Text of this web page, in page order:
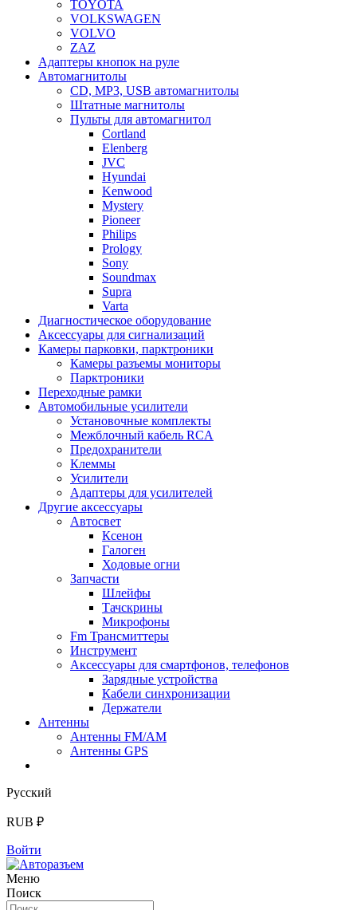
TOYOTA
VOLKSWAGEN
VOLVO
ZAZ
Адаптеры кнопок на руле
Автомагнитолы
CD, MP3, USB автомагнитолы
Штатные магнитолы
Пульты для автомагнитол
Cortland
Elenberg
JVC
Hyundai
Kenwood
Mystery
Pioneer
Philips
Prology
Sony
Soundmax
Supra
Varta
Диагностическое оборудование
Аксессуары для сигнализаций
Камеры парковки, парктроники
Камеры разъемы мониторы
Парктроники
Переходные рамки
Автомобильные усилители
Установочные комплекты
Межблочный кабель RCA
Предохранители
Клеммы
Усилители
Адаптеры для усилителей
Другие аксессуары
Автосвет
Ксенон
Галоген
Ходовые огни
Запчасти
Шлейфы
Тачскрины
Микрофоны
Fm Трансмиттеры
Инструмент
Аксессуары для смартфонов, телефонов
Зарядные устройства
Кабели синхронизации
Держатели
Антенны
Антенны FM/AM
Антенны GPS
Русский
RUB ₽
Войти
Меню
Поиск